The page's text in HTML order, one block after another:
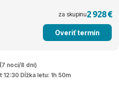
za skupinu2 928 €
Overiť termín
(7 nocí/8 dní)
12:30 Dĺžka letu: 1h 50m